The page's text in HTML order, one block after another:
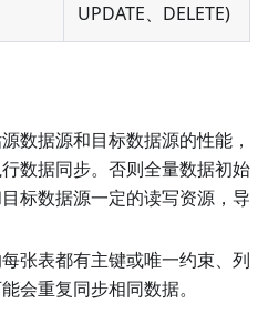
UPDATE、DELETE)
数据源和目标数据源的性能，
数据同步。否则全量数据初始
标数据源一定的读写资源，导
张表都有主键或唯一约束、列
会重复同步相同数据。